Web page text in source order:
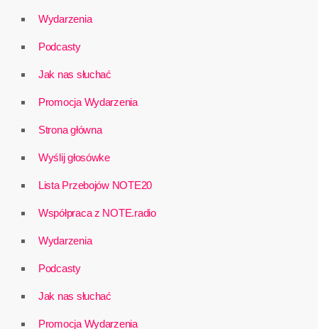
Wydarzenia
Podcasty
Jak nas słuchać
Promocja Wydarzenia
Strona główna
Wyślij głosówke
Lista Przebojów NOTE20
Współpraca z NOTE.radio
Wydarzenia
Podcasty
Jak nas słuchać
Promocja Wydarzenia